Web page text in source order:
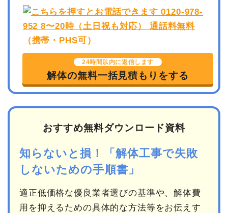
24時間以内に返信します
解体の無料一括見積もりをする
おすすめ無料ダウンロード資料
知らないと損！「解体工事で失敗
しないための手順書」
適正低価格な優良業者選びの基準や、解体費
用を抑えるための具体的な方法等をお伝えす